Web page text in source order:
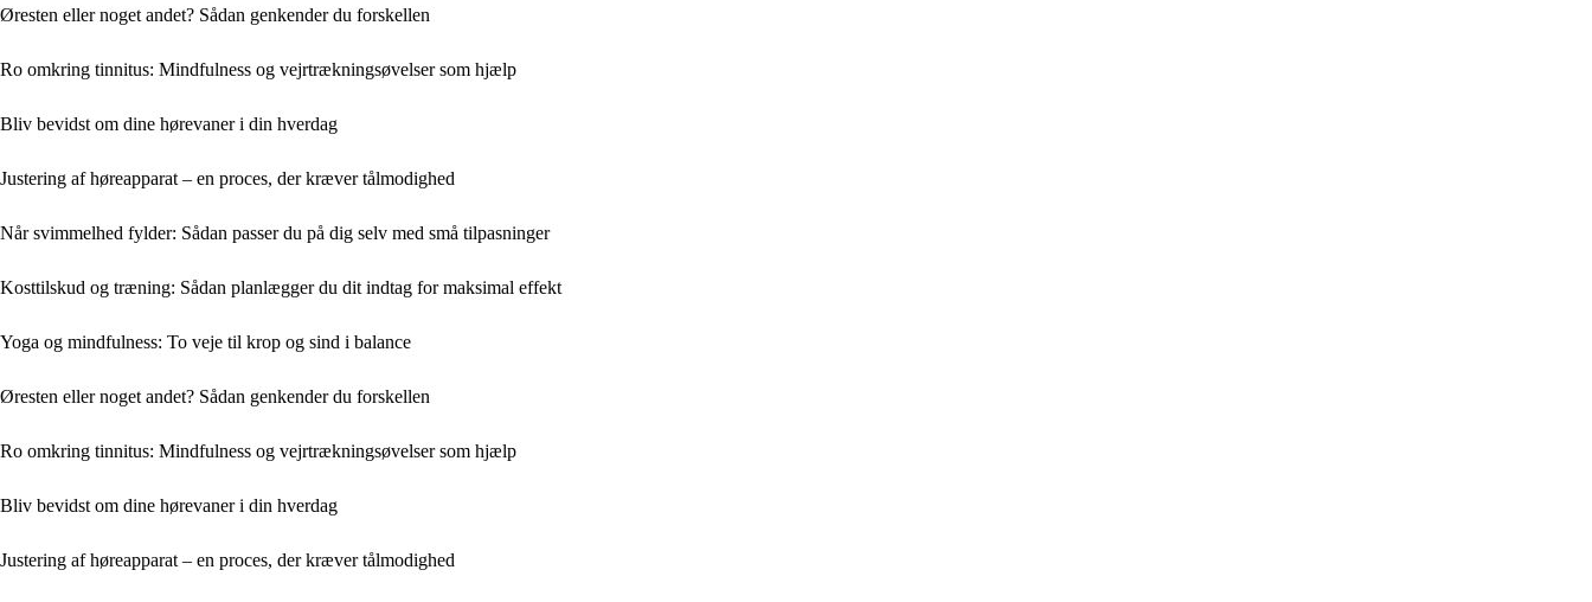
Øresten eller noget andet? Sådan genkender du forskellen
Ro omkring tinnitus: Mindfulness og vejrtrækningsøvelser som hjælp
Bliv bevidst om dine hørevaner i din hverdag
Justering af høreapparat – en proces, der kræver tålmodighed
Når svimmelhed fylder: Sådan passer du på dig selv med små tilpasninger
Kosttilskud og træning: Sådan planlægger du dit indtag for maksimal effekt
Yoga og mindfulness: To veje til krop og sind i balance
Øresten eller noget andet? Sådan genkender du forskellen
Ro omkring tinnitus: Mindfulness og vejrtrækningsøvelser som hjælp
Bliv bevidst om dine hørevaner i din hverdag
Justering af høreapparat – en proces, der kræver tålmodighed